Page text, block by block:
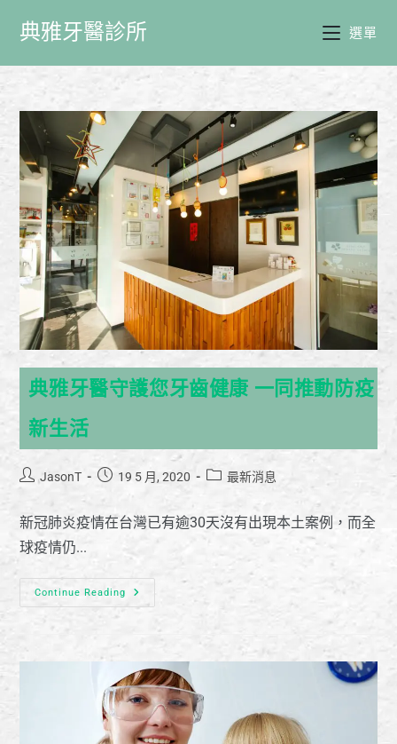
典雅牙醫診所 選單
典雅牙醫守護您牙齒健康 一同推動防疫
新生活
JasonT 19 5 月, 2020 最新消息
新冠肺炎疫情在台灣已有逾30天沒有出現本土案例，而全
球疫情仍...
Continue Reading